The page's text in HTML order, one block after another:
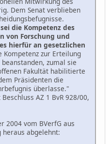
Dem Senat verblieben
die Kompetenz des
von Forschung und
hierfür an gesetzlichen
Kompetenz zur Erteilung
zumal sie
Fakultät habilitierte
Präsidenten die
überlasse."
AZ 1 BvR 928/00,
2004 vom BVerfG aus
abgelehnt: